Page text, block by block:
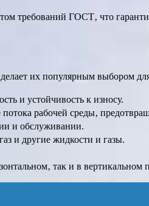
требований ГОСТ‚ что
их популярным выбором
и устойчивость к износу.
рабочей среды‚
и обслуживании.
и другие жидкости и газы.
так и в вертикальном